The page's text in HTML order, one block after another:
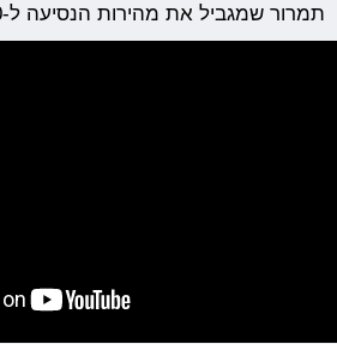
תמרור שמגביל את מהירות הנסיעה ל-70 קמ"ש.